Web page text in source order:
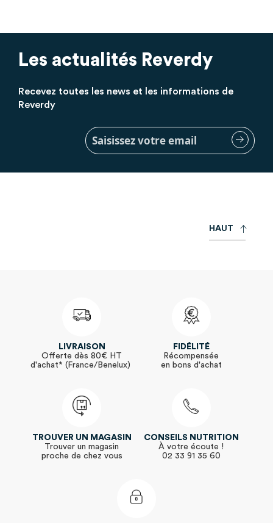
Les actualités Reverdy
Recevez toutes les news et les informations de
Reverdy
Inscription
à
notre
HAUT
LIVRAISON
Offerte dès 80€ HT
d'achat* (France/Benelux)
FIDÉLITÉ
Récompensée
en bons d'achat
TROUVER UN MAGASIN
Trouver un magasin
proche de chez vous
CONSEILS NUTRITION
À votre écoute !
02 33 91 35 60